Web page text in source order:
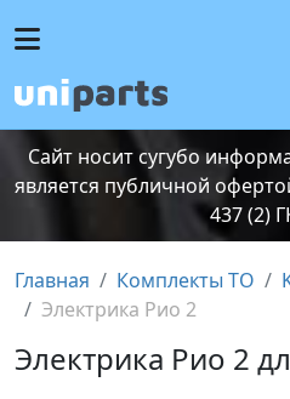
Сайт носит сугубо
является публичной
437 (2)
Главная Комплекты ТО
Электрика Рио 2
Электрика Рио 2